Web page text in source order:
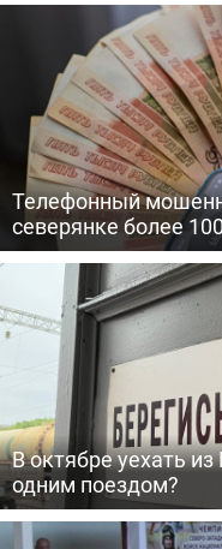
Телефонный
северянке более
В октябре уехать
одним поездом?